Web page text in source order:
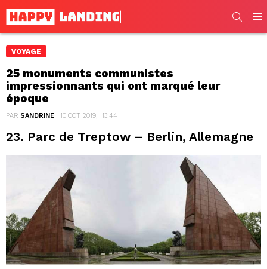
VOYAGE
25 monuments communistes
impressionnants qui ont marqué leur
époque
PAR SANDRINE 10 OCT 2019, · 13:44
23. Parc de Treptow – Berlin, Allemagne